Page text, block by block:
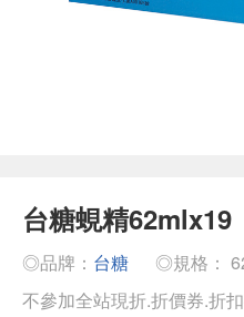
台糖蜆精62mlx19
◎品牌： 台糖
◎規格：
不參加全站現折.折價券.折